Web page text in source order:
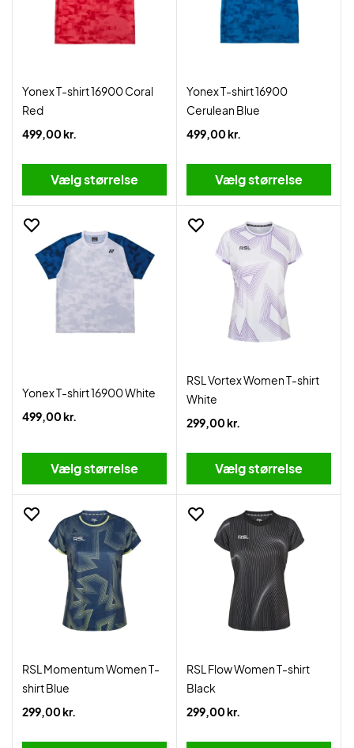
Yonex T-shirt 16900 Coral
Red
499,00 kr.
Vælg størrelse
Yonex T-shirt 16900
Cerulean Blue
499,00 kr.
Vælg størrelse
Yonex T-shirt 16900 White
499,00 kr.
Vælg størrelse
RSL Vortex Women T-shirt
White
299,00 kr.
Vælg størrelse
RSL Momentum Women T-
shirt Blue
299,00 kr.
RSL Flow Women T-shirt
Black
299,00 kr.